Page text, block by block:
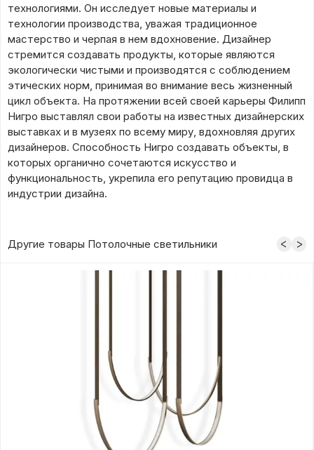
технологиями. Он исследует новые материалы и
технологии производства, уважая традиционное
мастерство и черпая в нем вдохновение. Дизайнер
стремится создавать продукты, которые являются
экологически чистыми и производятся с соблюдением
этических норм, принимая во внимание весь жизненный
цикл объекта. На протяжении всей своей карьеры Филипп
Нигро выставлял свои работы на известных дизайнерских
выставках и в музеях по всему миру, вдохновляя других
дизайнеров. Способность Нигро создавать объекты, в
которых органично сочетаются искусство и
функциональность, укрепила его репутацию провидца в
индустрии дизайна.
Другие товары Потолочные светильники